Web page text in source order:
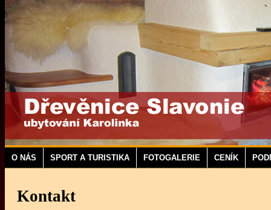
O NÁS SPORT A TURISTIKA FOTOGALERIE CENÍK
Kontakt